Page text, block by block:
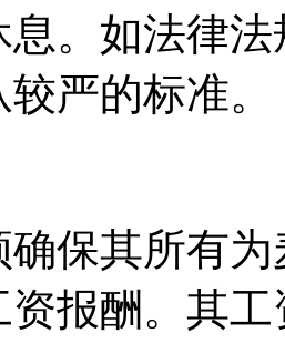
息。如法律
严的标准。
保其所有
资报酬。其